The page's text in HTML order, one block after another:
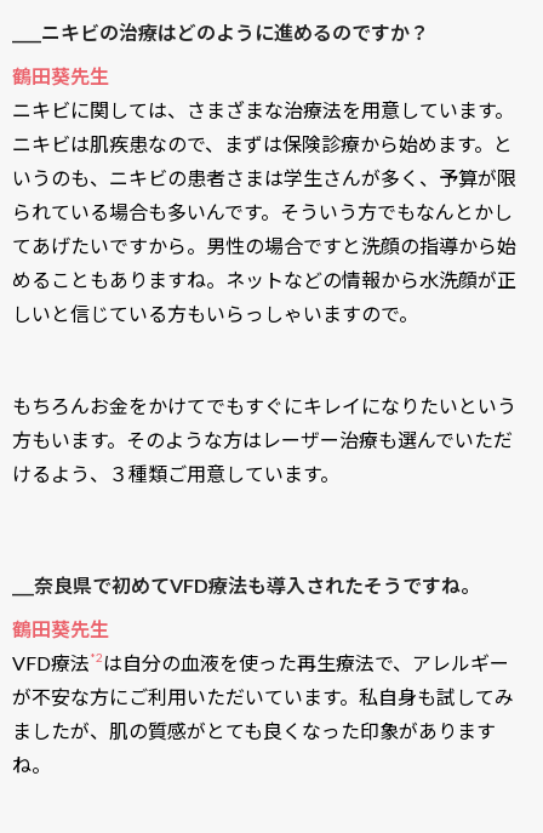
____ニキビの治療はどのように進めるのですか？
鶴田葵先生
ニキビに関しては、さまざまな治療法を用意しています。
ニキビは肌疾患なので、まずは保険診療から始めます。と
いうのも、ニキビの患者さまは学生さんが多く、予算が限
られている場合も多いんです。そういう方でもなんとかし
てあげたいですから。男性の場合ですと洗顔の指導から始
めることもありますね。ネットなどの情報から水洗顔が正
しいと信じている方もいらっしゃいますので。
もちろんお金をかけてでもすぐにキレイになりたいという
方もいます。そのような方はレーザー治療も選んでいただ
けるよう、３種類ご用意しています。
___奈良県で初めてVFD療法も導入されたそうですね。
鶴田葵先生
VFD療法*2は自分の血液を使った再生療法で、アレルギー
が不安な方にご利用いただいています。私自身も試してみ
ましたが、肌の質感がとても良くなった印象があります
ね。